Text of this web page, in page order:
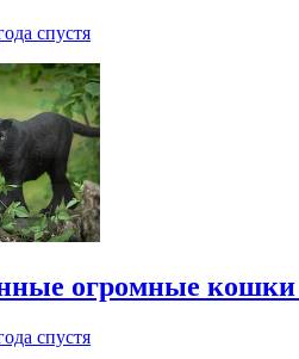
спустя
огромные кошки
спустя